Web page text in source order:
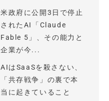
米政府に公開3日で停止
されたAI「Claude
Fable 5」、その能力と
企業が今...
AIはSaaSを殺さない、
「共存戦争」の裏で本
当に起きていること